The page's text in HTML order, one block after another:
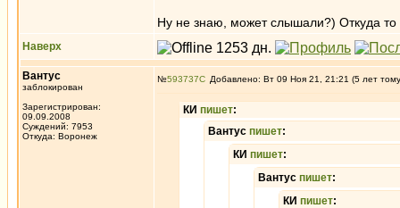
Ну не знаю, может слышали?) Откуда
Наверх
Вантус
заблокирован
Зарегистрирован:
09.09.2008
Суждений: 7953
Откуда: Воронеж
№593737 Добавлено: Вт 09 Ноя 21, 21:21 (5 лет
КИ пишет:
Вантус пишет:
КИ пишет:
Вантус пишет:
КИ пишет: